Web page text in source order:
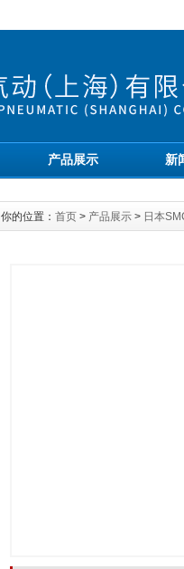
产品展示 新
你的位置： 首页 > 产品展示 > 日本